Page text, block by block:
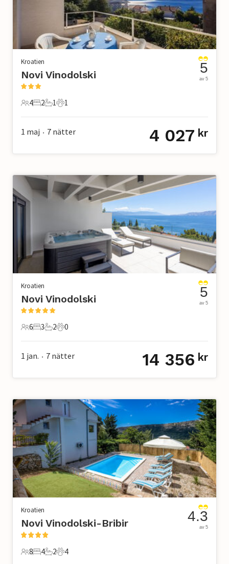
Kroatien
Novi Vinodolski
4 Gäster
4
2 Sovrum
2
1 Badrum
1
1 Husdjur
1
5
av 5
1 maj • 7 nätter 4 027 kr
Kroatien
Novi Vinodolski
6 Gäster
6
3 Sovrum
3
2 Badrum
2
0 Husdjur
0
5
av 5
1 jan. • 7 nätter 14 356 kr
Kroatien
Novi Vinodolski-Bribir
8 Gäster
8
4 Sovrum
4
2 Badrum
2
4 Husdjur
4
4.3
av 5